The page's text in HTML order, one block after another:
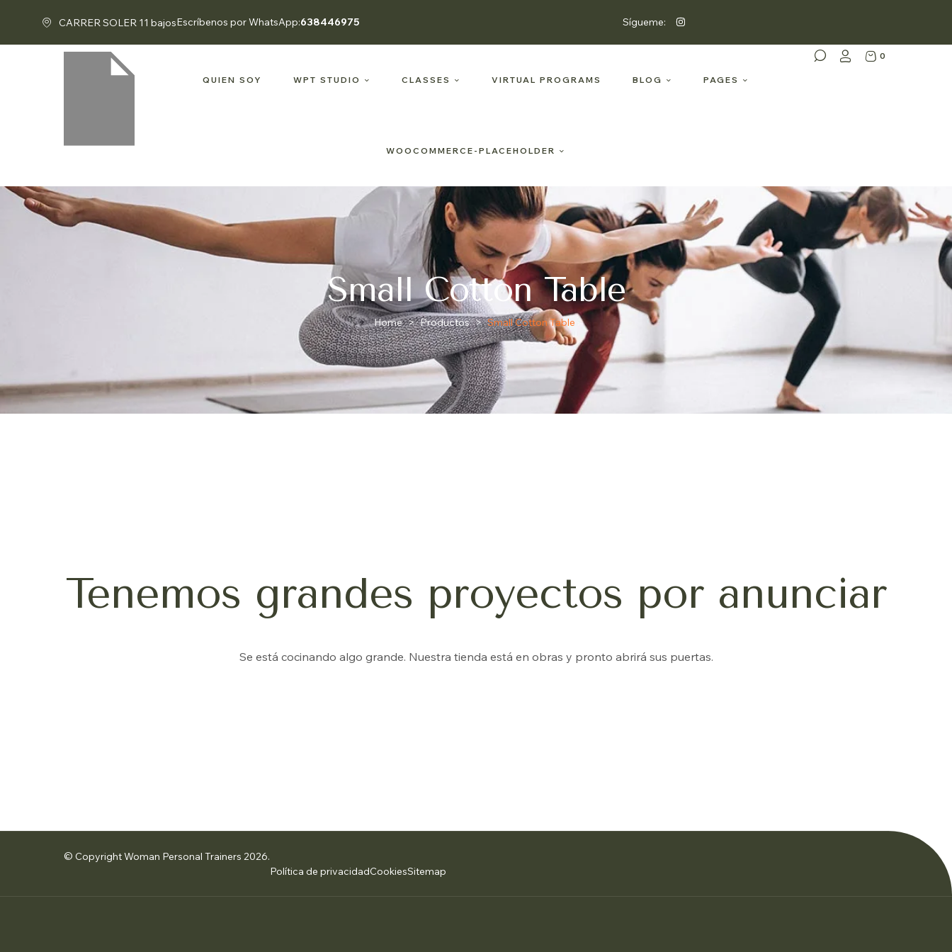
CARRER SOLER 11 bajosEscríbenos por WhatsApp:638446975 Sígueme:
QUIEN SOY WPT STUDIO CLASSES VIRTUAL PROGRAMS BLOG PAGES
WOOCOMMERCE-PLACEHOLDER
0
Small Cotton Table
Home > Productos > Small Cotton Table
Tenemos grandes proyectos por anunciar
Se está cocinando algo grande. Nuestra tienda está en obras y pronto abrirá sus puertas.
© Copyright Woman Personal Trainers 2026.
Política de privacidadCookiesSitemap